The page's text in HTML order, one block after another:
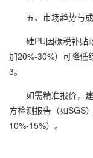
五、市场趋势与成
硅PU因碳税补贴政
加20%-30%）可降低
3。
如需精准报价，建
方检测报告（如SGS
10%-15%）。